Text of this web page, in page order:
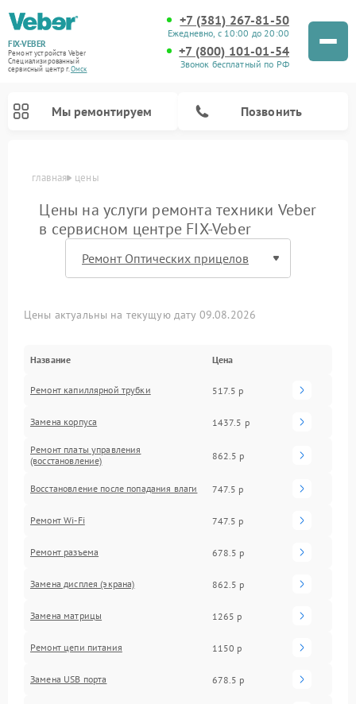
FIX-VEBER
Ремонт устройств Veber
Специализированный
cервисный центр г.Омск
+7 (381) 267-81-50
Ежедневно, с 10:00 до 20:00
+7 (800) 101-01-54
Звонок бесплатный по РФ
Мы ремонтируем Позвонить
главная цены
Цены на услуги ремонта техники Veber
в сервисном центре FIX-Veber
Цены актуальны на текущую дату 09.08.2026
Название Цена
Ремонт капиллярной трубки 517.5 р
Замена корпуса 1437.5 р
Ремонт платы управления
(восстановление)
862.5 р
Восстановление после попадания влаги 747.5 р
Ремонт Wi-Fi 747.5 р
Ремонт разъема 678.5 р
Замена дисплея (экрана) 862.5 р
Замена матрицы 1265 р
Ремонт цепи питания 1150 р
Замена USB порта 678.5 р